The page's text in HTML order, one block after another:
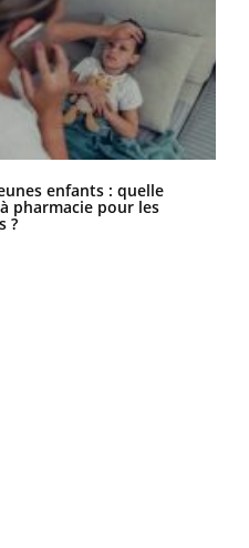
enfants : quelle
pharmacie pour les
?